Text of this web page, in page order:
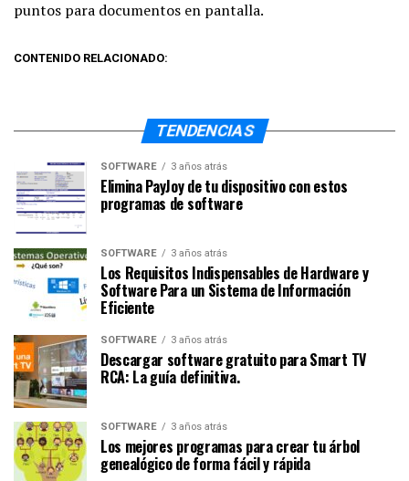
puntos para documentos en pantalla.
CONTENIDO RELACIONADO:
TENDENCIAS
SOFTWARE 3 años atrás
Elimina PayJoy de tu dispositivo con estos
programas de software
SOFTWARE 3 años atrás
Los Requisitos Indispensables de Hardware y
Software Para un Sistema de Información
Eficiente
SOFTWARE 3 años atrás
Descargar software gratuito para Smart TV
RCA: La guía definitiva.
SOFTWARE 3 años atrás
Los mejores programas para crear tu árbol
genealógico de forma fácil y rápida